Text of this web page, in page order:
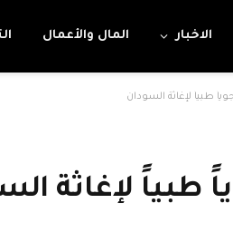
الاخبار المال والأعمال
طبياً لإغاثة السودان
لإغاثة